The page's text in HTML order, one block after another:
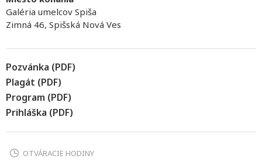
Galéria umelcov Spiša
Zimná 46, Spišská Nová Ves
Pozvánka (PDF)
Plagát (PDF)
Program (PDF)
Prihláška (PDF)
OTVÁRACIE HODINY